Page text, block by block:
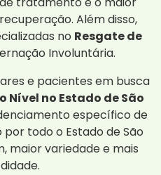
Além disso,
no Resgate de
Involuntária.
e pacientes em busca
no Estado de São
específico de
todo o Estado de São
maior variedade e mais